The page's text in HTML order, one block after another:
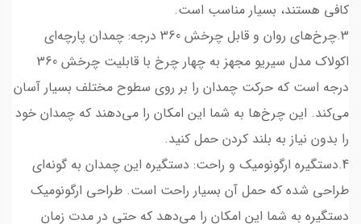
کافی هستند، بسیار مناسب است.
3.چرخ‌های روان و قابل چرخش 360 درجه: چمدان پارچه‌ای
اکولاک مدل سیریو مجهز به چهار چرخ با قابلیت چرخش 360
درجه است که حرکت چمدان را بر روی سطوح مختلف بسیار آسان
می‌کند. این چرخ‌ها به شما این امکان را می‌دهند که چمدان خود
را بدون نیاز به بلند کردن حمل کنید.
4.دستگیره ارگونومیک و راحت: دستگیره این چمدان به گونه‌ای
طراحی شده که حمل آن بسیار راحت است. طراحی ارگونومیک
دستگیره به شما این امکان را می‌دهد که حتی در مدت زمان